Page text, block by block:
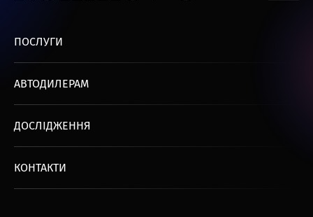
ПОСЛУГИ
АВТОДИЛЕРАМ
ДОСЛІДЖЕННЯ
КОНТАКТИ